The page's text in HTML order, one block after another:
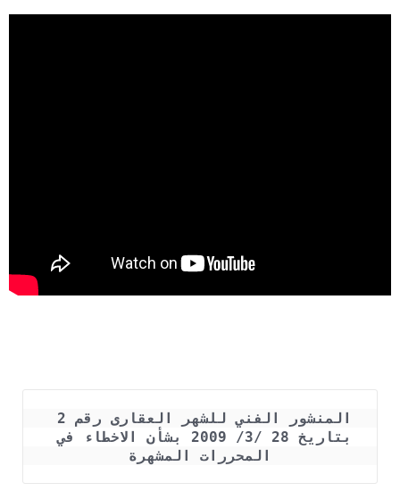
بتاريخ 28 /3/ 2009 بشأن الاخطاء في
المحررات المشهرة